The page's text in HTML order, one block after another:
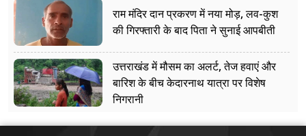
राम मंदिर दान प्रकरण में नया मोड़, लव-कुश
की गिरफ्तारी के बाद पिता ने सुनाई आपबीती
उत्तराखंड में मौसम का अलर्ट, तेज हवाएं और
बारिश के बीच केदारनाथ यात्रा पर विशेष
निगरानी